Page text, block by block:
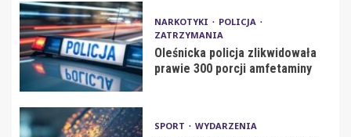
NARKOTYKI
POLICJA
ZATRZYMANIA
Oleśnicka policja zlikwidowała
prawie 300 porcji amfetaminy
SPORT WYDARZENIA